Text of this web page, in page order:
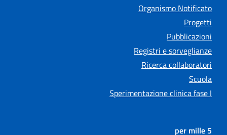
Organismo Notificato
Progetti
Pubblicazioni
Registri e sorveglianze
Ricerca collaboratori
Scuola
Sperimentazione clinica fase I
5 per mille